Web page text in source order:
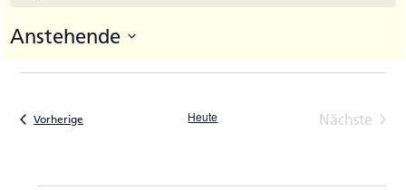
Anstehende
wählen.
Vorherige Heute
Nächste